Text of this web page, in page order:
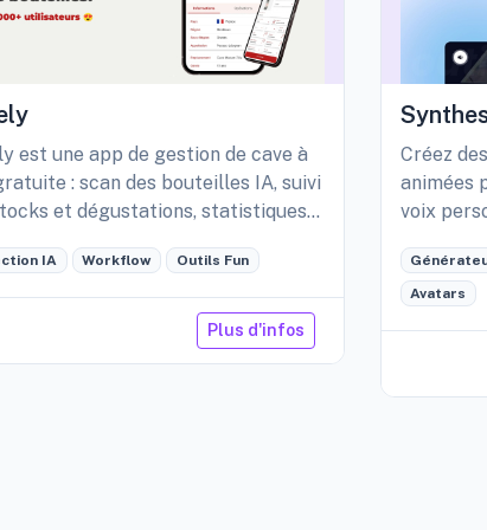
est une app de gestion de cave à
: scan des bouteilles IA, suivi
et dégustations, statistiques
IA Workflow Outils Fun
Plus d'infos
Créez
animées
voix
Avatars